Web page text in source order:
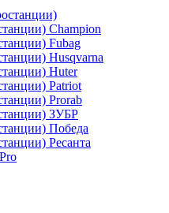
Champion
Fubag
Husqvarna
Huter
Patriot
Prorab
ЗУБР
Победа
Ресанта